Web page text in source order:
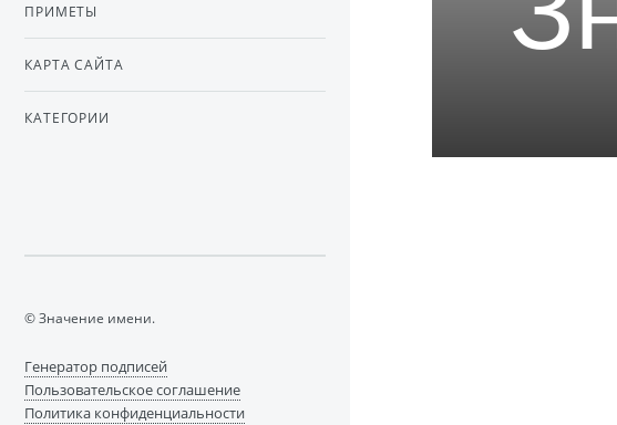
ПРИМЕТЫ
КАРТА САЙТА
КАТЕГОРИИ
© Значение имени.
Генератор подписей
Пользовательское соглашение
Политика конфиденциальности